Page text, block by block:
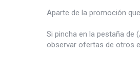
Aparte de la promoción
Si pincha en la pestaña de
observar ofertas de otros